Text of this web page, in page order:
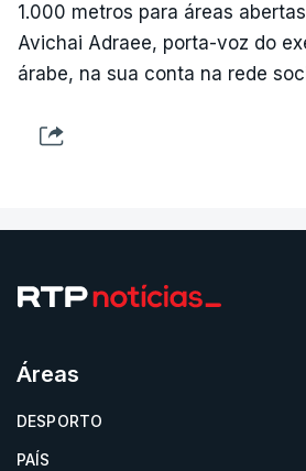
1.000 metros para áreas
Avichai Adraee, porta-voz do
árabe, na sua conta na rede
Áreas
DESPORTO
PAÍS